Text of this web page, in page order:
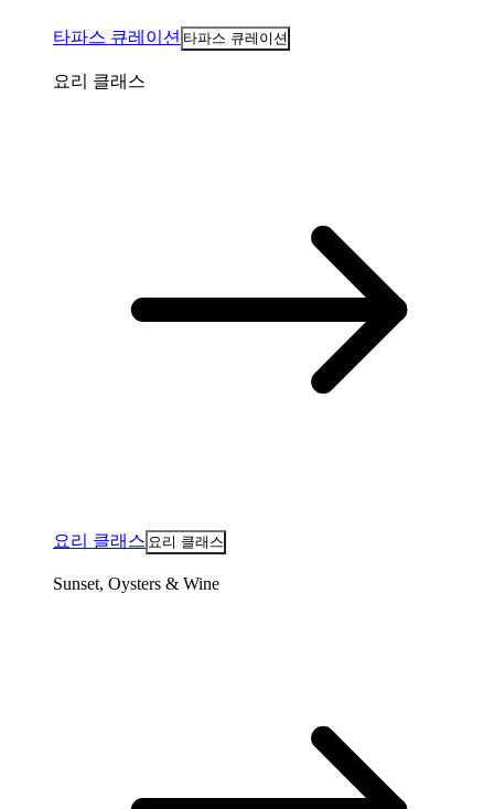
타파스 큐레이션 타파스 큐레이션
요리 클래스
요리 클래스 요리 클래스
Sunset, Oysters & Wine